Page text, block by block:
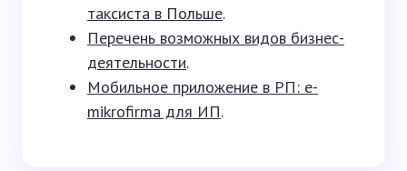
таксиста в Польше.
Перечень возможных видов бизнес-
деятельности.
Мобильное приложение в РП: e-
mikrofirma для ИП.